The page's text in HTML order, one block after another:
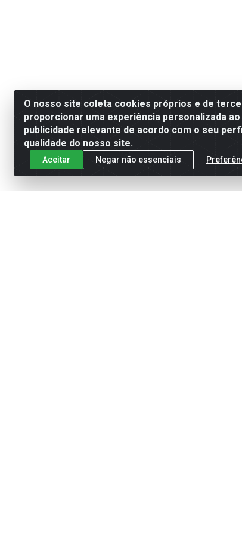
O nosso site coleta cookies próprios e de
proporcionar uma experiência personalizada
publicidade relevante de acordo com o seu
qualidade do nosso site.
Aceitar Negar não essenciais